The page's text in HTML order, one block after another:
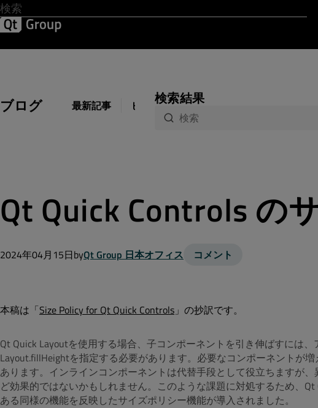
ブログ 最新記事 ビジネス 開発
検索結果
Qt Quick Controls の
2024年04月15日byQt Group 日本オフィス コメント
本稿は「Size Policy for Qt Quick Controls 」の抄訳です。
Qt Quick Layoutを使用する場合、子コンポーネントを引き伸ばすには
Layout.fillHeightを指定する必要があります。必要なコンポーネントが
あります。インラインコンポーネントは代替手段として役立ちますが
ど効果的ではないかもしれません。このような課題に対処するため、
ある同様の機能を反映したサイズポリシー機能が導入されました。